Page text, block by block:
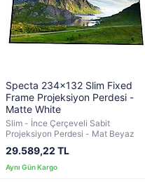
Specta 234x132 Slim Fixed
Frame Projeksiyon Perdesi -
Matte White
Slim - İnce Çerçeveli Sabit
Projeksiyon Perdesi - Mat Beyaz
29.589,22 TL